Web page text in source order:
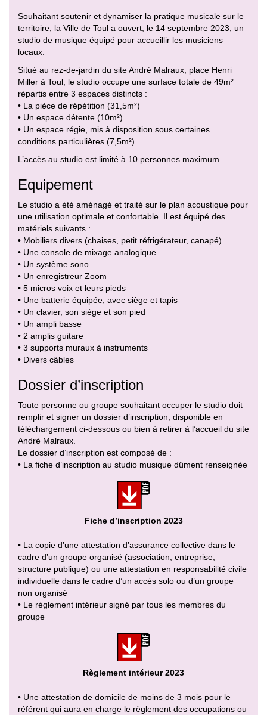
Souhaitant soutenir et dynamiser la pratique musicale sur le
territoire, la Ville de Toul a ouvert, le 14 septembre 2023, un
studio de musique équipé pour accueillir les musiciens
locaux.
Situé au rez-de-jardin du site André Malraux, place Henri
Miller à Toul, le studio occupe une surface totale de 49m²
répartis entre 3 espaces distincts :
• La pièce de répétition (31,5m²)
• Un espace détente (10m²)
• Un espace régie, mis à disposition sous certaines
conditions particulières (7,5m²)
L’accès au studio est limité à 10 personnes maximum.
Equipement
Le studio a été aménagé et traité sur le plan acoustique pour
une utilisation optimale et confortable. Il est équipé des
matériels suivants :
• Mobiliers divers (chaises, petit réfrigérateur, canapé)
• Une console de mixage analogique
• Un système sono
• Un enregistreur Zoom
• 5 micros voix et leurs pieds
• Une batterie équipée, avec siège et tapis
• Un clavier, son siège et son pied
• Un ampli basse
• 2 amplis guitare
• 3 supports muraux à instruments
• Divers câbles
Dossier d’inscription
Toute personne ou groupe souhaitant occuper le studio doit
remplir et signer un dossier d’inscription, disponible en
téléchargement ci-dessous ou bien à retirer à l’accueil du site
André Malraux.
Le dossier d’inscription est composé de :
• La fiche d’inscription au studio musique dûment renseignée
Fiche d’inscription 2023
• La copie d’une attestation d’assurance collective dans le
cadre d’un groupe organisé (association, entreprise,
structure publique) ou une attestation en responsabilité civile
individuelle dans le cadre d’un accès solo ou d’un groupe
non organisé
• Le règlement intérieur signé par tous les membres du
groupe
Règlement intérieur 2023
• Une attestation de domicile de moins de 3 mois pour le
référent qui aura en charge le règlement des occupations ou